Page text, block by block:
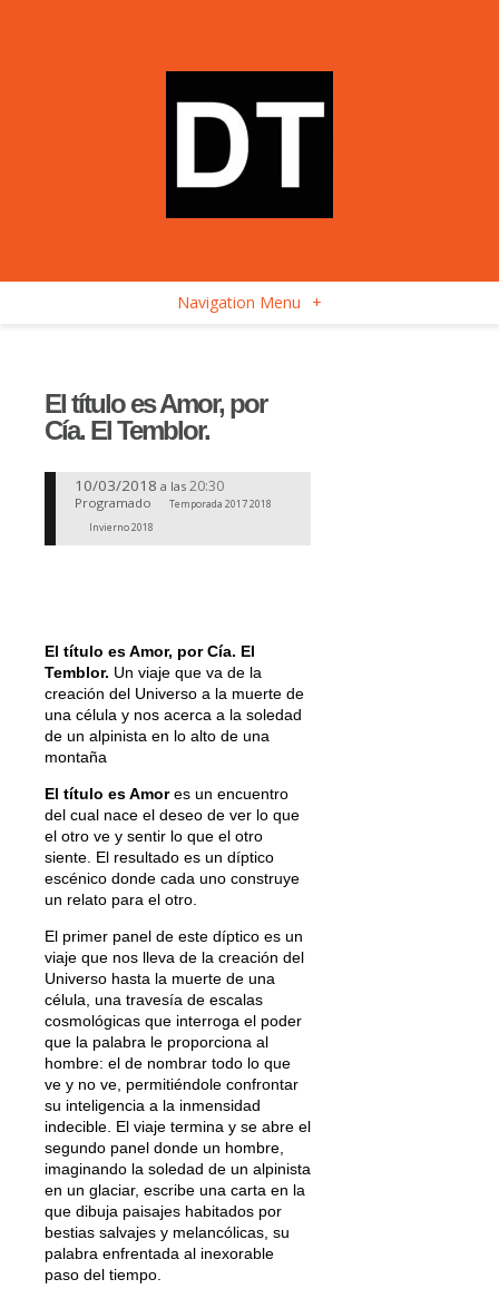
Navigation Menu +
El título es Amor, por
Cía. El Temblor.
10/03/2018 a las 20:30
Programado
Temporada 2017 2018
Invierno 2018
El título es Amor, por Cía. El
Temblor. Un viaje que va de la
creación del Universo a la muerte de
una célula y nos acerca a la soledad
de un alpinista en lo alto de una
montaña
El título es Amores un encuentro
del cual nace el deseo de ver lo que
el otro ve y sentir lo que el otro
siente. El resultado es un díptico
escénico donde cada uno construye
un relato para el otro.
El primer panel de este díptico es un
viaje que nos lleva de la creación del
Universo hasta la muerte de una
célula, una travesía de escalas
cosmológicas que interroga el poder
que la palabra le proporciona al
hombre: el de nombrar todo lo que
ve y no ve, permitiéndole confrontar
su inteligencia a la inmensidad
indecible. El viaje termina y se abre el
segundo panel donde un hombre,
imaginando la soledad de un alpinista
en un glaciar, escribe una carta en la
que dibuja paisajes habitados por
bestias salvajes y melancólicas, su
palabra enfrentada al inexorable
paso del tiempo.